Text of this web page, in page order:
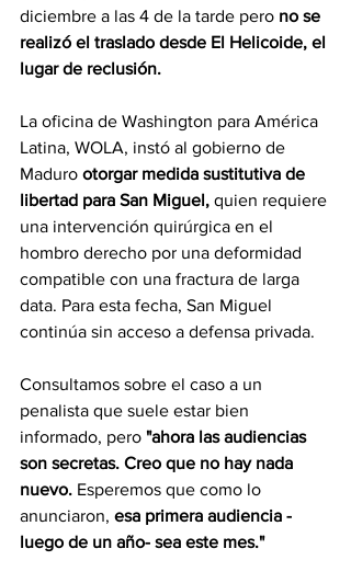
diciembre a las 4 de la tarde pero no se
realizó el traslado desde El Helicoide, el
lugar de reclusión.
La oficina de Washington para América
Latina, WOLA, instó al gobierno de
Maduro otorgar medida sustitutiva de
libertad para San Miguel, quien requiere
una intervención quirúrgica en el
hombro derecho por una deformidad
compatible con una fractura de larga
data. Para esta fecha, San Miguel
continúa sin acceso a defensa privada.
Consultamos sobre el caso a un
penalista que suele estar bien
informado, pero "ahora las audiencias
son secretas. Creo que no hay nada
nuevo. Esperemos que como lo
anunciaron, esa primera audiencia -
luego de un año- sea este mes."